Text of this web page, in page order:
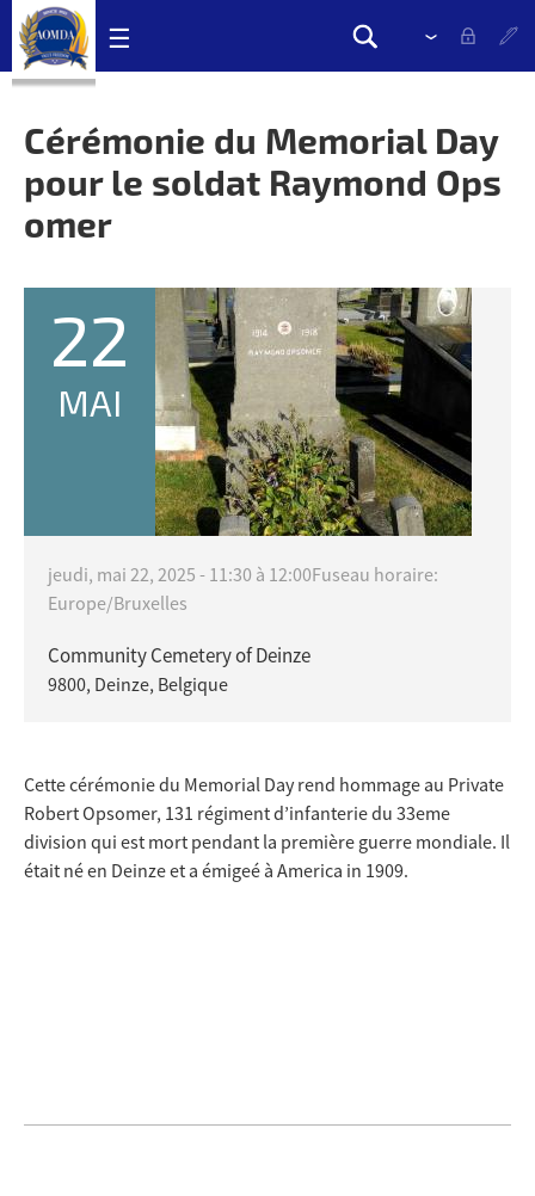
Skip
navigation
links
☰
Search
RecherchesVeuillez
sélectionner
liste
déroulante
pour
changer
Cérémonie du Memorial Day
pour le soldat Raymond Ops
omer
22
MAI
jeudi, mai 22, 2025 - 11:30 à 12:00Fuseau horaire:
Europe/Bruxelles
Community Cemetery of Deinze
9800, Deinze, Belgique
Cette cérémonie du Memorial Day rend hommage au Private
Robert Opsomer, 131 régiment d’infanterie du 33eme
division qui est mort pendant la première guerre mondiale. Il
était né en Deinze et a émigeé à America in 1909.